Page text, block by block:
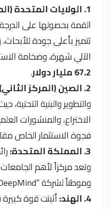
1. الولايات المتحدة (المركز الأول):
القمة بحصولها على
تتميز بأعلى جودة للأبحاث،
الآلي شهرة، وضخامة
67.2 مليار دولار
.
2. الصين (المركز الثاني):
والتطوير والبنية
الاختراع، والمنشورات
فجوة الاستثمار الخاص
3. المملكة المتحدة:
وتعد مركزاً لأهم
وموطناً لشركة “DeepMind”.
4. الهند:
أثبتت قوة كبيرة